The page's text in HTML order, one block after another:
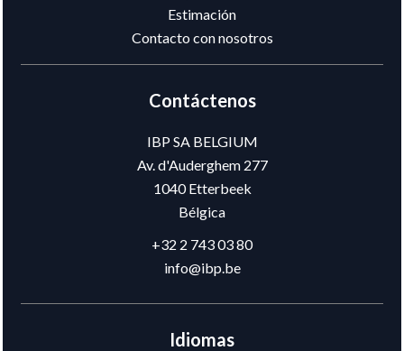
Estimación
Contacto con nosotros
Contáctenos
IBP SA BELGIUM
Av. d'Auderghem 277
1040Etterbeek
Bélgica
+32 2 743 03 80
info@ibp.be
Idiomas